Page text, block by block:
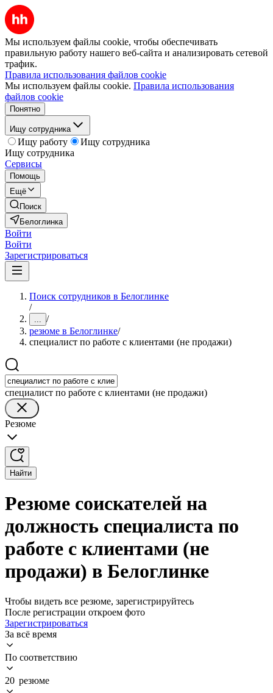
Мы используем файлы cookie, чтобы обеспечивать
правильную работу нашего веб-сайта и анализировать сетевой
трафик.
Правила использования файлов cookie
Мы используем файлы cookie. Правила использования
файлов cookie
Понятно
Ищу сотрудника
Ищу работу
Ищу сотрудника
Ищу сотрудника
Сервисы
Помощь
Ещё
Поиск
Белоглинка
Войти
Войти
Зарегистрироваться
Поиск сотрудников в Белоглинке
/
... /
резюме в Белоглинке/
специалист по работе с клиентами (не продажи)
специалист по работе с клиентами (не продажи)
Резюме
Найти
Резюме соискателей на
должность специалиста по
работе с клиентами (не
продажи) в Белоглинке
Чтобы видеть все резюме, зарегистрируйтесь
После регистрации откроем фото
Зарегистрироваться
За всё время
По соответствию
20 резюме